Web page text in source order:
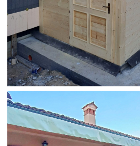
STRUTTURA ADDOSSATA PER